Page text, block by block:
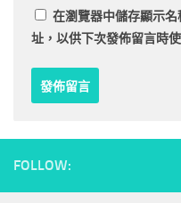
在瀏覽器中儲存顯示
址，以供下次發佈留言時使
FOLLOW: